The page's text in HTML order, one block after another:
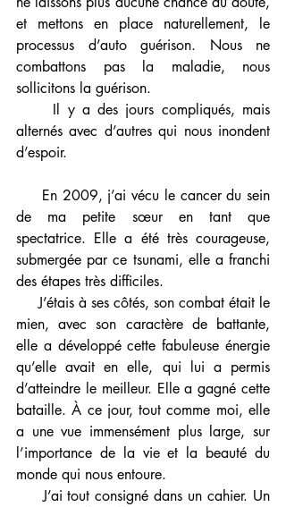
et mettons en place naturellement, le
processus d’auto guérison. Nous ne
combattons pas la maladie, nous
sollicitons la guérison.
alternés avec d’autres qui nous inondent
d’espoir.
de ma petite sœur en tant que
spectatrice. Elle a été très courageuse,
submergée par ce tsunami, elle a franchi
des étapes très difficiles.
     J’étais à ses côtés, son combat était le
mien, avec son caractère de battante,
elle a développé cette fabuleuse énergie
qu’elle avait en elle, qui lui a permis
d’atteindre le meilleur. Elle a gagné cette
bataille. À ce jour, tout comme moi, elle
a une vue immensément plus large, sur
l’importance de la vie et la beauté du
monde qui nous entoure.
     J’ai tout consigné dans un cahier. Un